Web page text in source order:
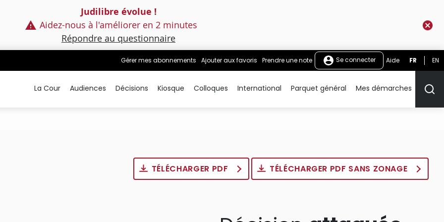
Judilibre évolue !
Aidez-nous à l'améliorer en 2 minutes
Répondre au questionnaire
Gérer mes abonnements Ajouter aux favoris Prendre une note Se connecter Aide FR EN
La Cour Audiences Décisions Kiosque Colloques International Parquet général Mes démarches
TÉLÉCHARGER PDF TÉLÉCHARGER PDF SANS ZONAGE